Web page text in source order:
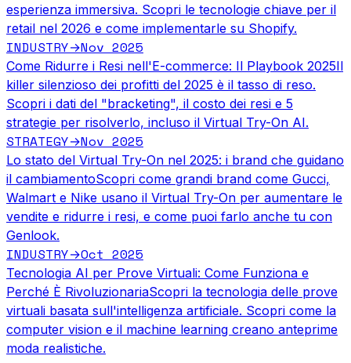
esperienza immersiva. Scopri le tecnologie chiave per il
retail nel 2026 e come implementarle su Shopify.
INDUSTRY→Nov 2025
Come Ridurre i Resi nell'E-commerce: Il Playbook 2025Il
killer silenzioso dei profitti del 2025 è il tasso di reso.
Scopri i dati del "bracketing", il costo dei resi e 5
strategie per risolverlo, incluso il Virtual Try-On AI.
STRATEGY→Nov 2025
Lo stato del Virtual Try-On nel 2025: i brand che guidano
il cambiamentoScopri come grandi brand come Gucci,
Walmart e Nike usano il Virtual Try-On per aumentare le
vendite e ridurre i resi, e come puoi farlo anche tu con
Genlook.
INDUSTRY→Oct 2025
Tecnologia AI per Prove Virtuali: Come Funziona e
Perché È RivoluzionariaScopri la tecnologia delle prove
virtuali basata sull'intelligenza artificiale. Scopri come la
computer vision e il machine learning creano anteprime
moda realistiche.